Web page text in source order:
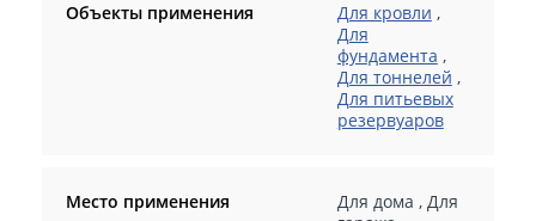
Объекты применения Для кровли ,
Для
фундамента ,
Для тоннелей ,
Для питьевых
резервуаров
Место применения Для дома , Для